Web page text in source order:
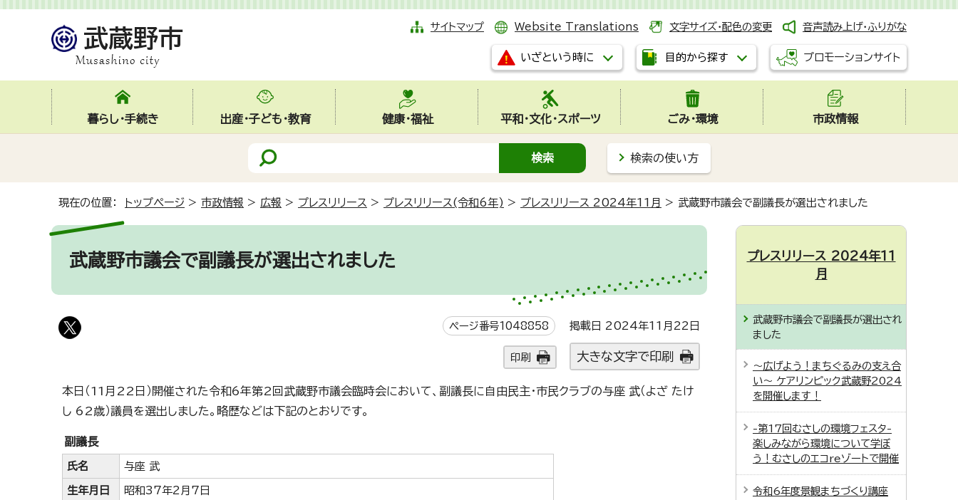
サイトマップ Website Translations 文字サイズ・配色の変更 音声読み上げ・ふりがな
いざという時に 目的から探す プロモーションサイト
暮らし・手続き 出産・子ども・教育 健康・福祉 平和・文化・スポーツ ごみ・環境 市政情報
検索の使い方
現在の位置： トップページ > 市政情報 > 広報 > プレスリリース > プレスリリース(令和6年) > プレスリリース 2024年11月 > 武蔵野市議会で副議長が選出されました
武蔵野市議会で副議長が選出されました
ページ番号1048858 掲載日 2024年11月22日
印刷 大きな文字で印刷
本日（11月22日）開催された令和6年第2回武蔵野市議会臨時会において、副議長に自由民主・市民クラブの与座 武（よざ たけ
し 62歳）議員を選出しました。略歴などは下記のとおりです。
副議長
氏名 与座 武
生年月日 昭和37年2月7日
プレスリリース 2024年11
月
武蔵野市議会で副議長が選出され
ました
～広げよう！まちぐるみの支え合
い～ ケアリンピック武蔵野2024
を開催します！
-第17回むさしの環境フェスタ-
楽しみながら環境について学ぼ
う！むさしのエコreゾートで開催
令和6年度景観まちづくり講座